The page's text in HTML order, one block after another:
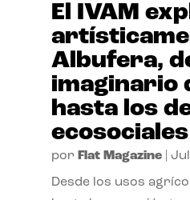
El IVAM
Albufera,
imaginario
hasta los
por Flat Magazine|
Desde los usos